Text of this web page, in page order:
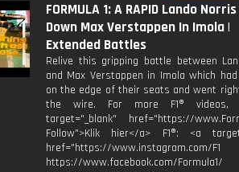
FORMULA 1: A RAPID Lando
Down Max Verstappen In Imola |
Extended Battles
Relive this gripping battle between
and Max Verstappen in Imola which
on the edge of their seats and went
the wire. For more F1® videos,
target="_blank" href="https://
Follow">Klik hier</a> F1®: <a
href="https://www.instagram.com/F1
https://www.facebook.com/Formula1/